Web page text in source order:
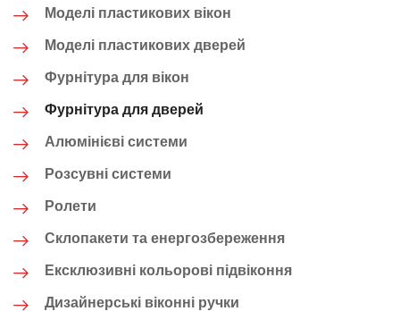
Моделі пластикових вікон
Моделі пластикових дверей
Фурнітура для вікон
Фурнітура для дверей
Алюмінієві системи
Розсувні системи
Ролети
Склопакети та енергозбереження
Ексклюзивні кольорові підвіконня
Дизайнерські віконні ручки